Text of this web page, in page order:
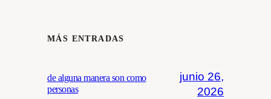
MÁS ENTRADAS
de alguna manera son como
personas
junio 26,
2026